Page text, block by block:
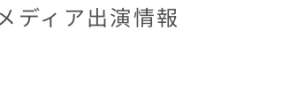
ディア出演情報